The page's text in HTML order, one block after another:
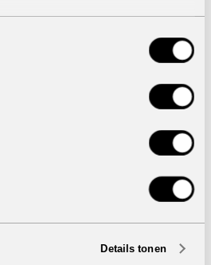
Details tonen